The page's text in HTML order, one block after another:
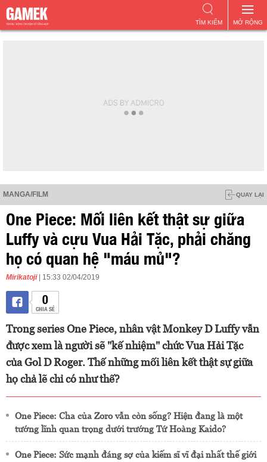
MỞ RỘNG
TÌM KIẾM
MANGA/FILM QUAY LẠI
One Piece: Mối liên kết thật sự giữa
Luffy và cựu Vua Hải Tặc, phải chăng
họ có quan hệ "máu mủ"?
Mirikatoji | 15:33 02/04/2019
0
CHIA SẺ
Trong series One Piece, nhân vật Monkey D Luffy vẫn
được xem là người sẽ "kế nhiệm" chức Vua Hải Tặc
của Gol D Roger. Thế những mối liên kết thật sự giữa
họ chả lẽ chỉ có như thế?
One Piece: Cha của Zoro vẫn còn sống? Hiện đang là một
tướng lĩnh quan trọng dưới trướng Tứ Hoàng Kaido?
One Piece: Sức mạnh đáng sợ của kiếm sĩ vĩ đại nhất thế giới